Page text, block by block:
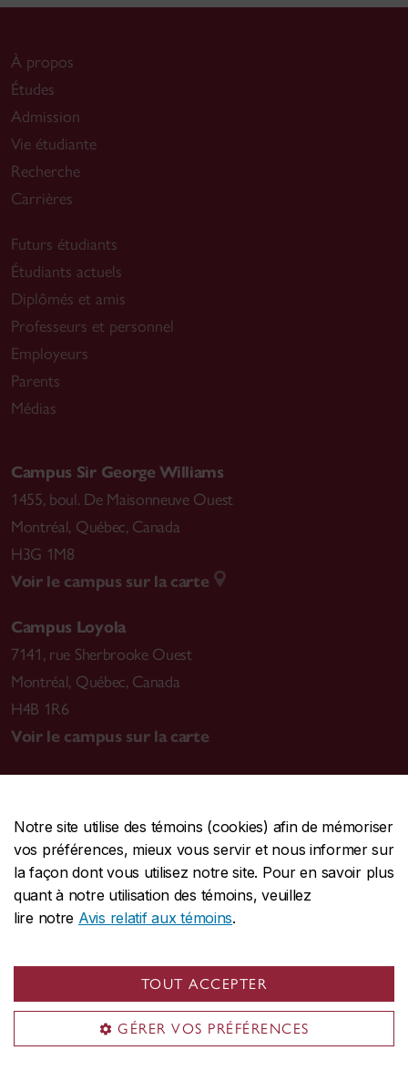
Notre site utilise des témoins (cookies) afin de mémoriser
vos préférences, mieux vous servir et nous informer sur
la façon dont vous utilisez notre site. Pour en savoir plus
quant à notre utilisation des témoins, veuillez
lire notre Avis relatif aux témoins.
TOUT ACCEPTER
GÉRER VOS PRÉFÉRENCES
À propos
Études
Admission
Vie étudiante
Recherche
Carrières
Futurs étudiants
Étudiants actuels
Diplômés et amis
Professeurs et personnel
Employeurs
Parents
Médias
Campus Sir George Williams
1455, boul. De Maisonneuve Ouest
Montréal, Québec, Canada
H3G 1M8
Voir le campus sur la carte
Campus Loyola
7141, rue Sherbrooke Ouest
Montréal, Québec, Canada
H4B 1R6
Voir le campus sur la carte
CENTRALE514-848-2424
URGENCE514-848-3717
Protection et prévention | Accessibilité | Confidentialité
Conditions d'utilisation | Gérer les témoins
© Université Concordia. Montréal, QC, Canada